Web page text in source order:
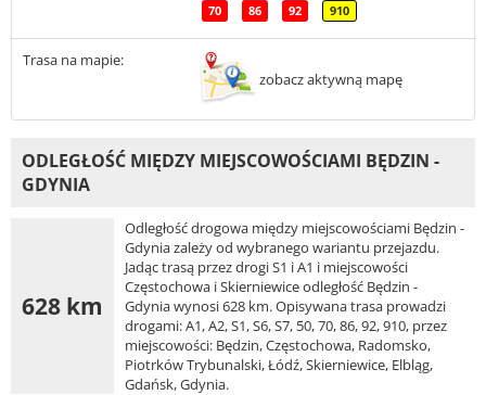
70 86 92 910
Trasa na mapie:
zobacz aktywną mapę
ODLEGŁOŚĆ MIĘDZY MIEJSCOWOŚCIAMI BĘDZIN -
GDYNIA
628 km
Odległość drogowa między miejscowościami Będzin -
Gdynia zależy od wybranego wariantu przejazdu.
Jadąc trasą przez drogi S1 i A1 i miejscowości
Częstochowa i Skierniewice odległość Będzin -
Gdynia wynosi 628 km. Opisywana trasa prowadzi
drogami: A1, A2, S1, S6, S7, 50, 70, 86, 92, 910, przez
miejscowości: Będzin, Częstochowa, Radomsko,
Piotrków Trybunalski, Łódź, Skierniewice, Elbląg,
Gdańsk, Gdynia.